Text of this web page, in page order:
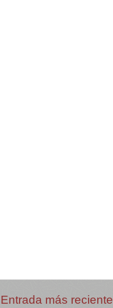
Entrada más reciente